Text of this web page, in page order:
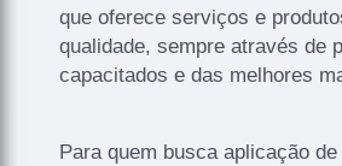
que oferece serviços e
qualidade, sempre através de
capacitados e das melhores
Para quem busca aplicação